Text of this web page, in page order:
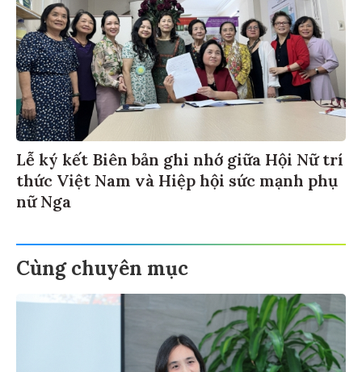
Lễ ký kết Biên bản ghi nhớ giữa Hội Nữ trí
thức Việt Nam và Hiệp hội sức mạnh phụ
nữ Nga
Cùng chuyên mục